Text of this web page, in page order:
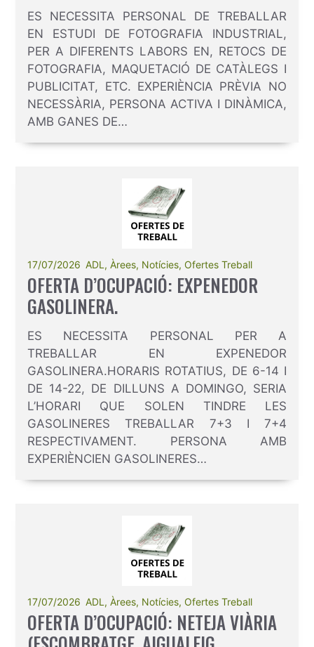
ES NECESSITA PERSONAL DE TREBALLAR
EN ESTUDI DE FOTOGRAFIA INDUSTRIAL,
PER A DIFERENTS LABORS EN, RETOCS DE
FOTOGRAFIA, MAQUETACIÓ DE CATÀLEGS I
PUBLICITAT, ETC. EXPERIÈNCIA PRÈVIA NO
NECESSÀRIA, PERSONA ACTIVA I DINÀMICA,
AMB GANES DE…
17/07/2026 ADL ,Àrees, Notícies,Ofertes Treball
OFERTA D’OCUPACIÓ: EXPENEDOR
GASOLINERA.
ES NECESSITA PERSONAL PER A
TREBALLAR EN EXPENEDOR
GASOLINERA.HORARIS ROTATIUS, DE 6-14 I
DE 14-22, DE DILLUNS A DOMINGO, SERIA
L’HORARI QUE SOLEN TINDRE LES
GASOLINERES TREBALLAR 7+3 I 7+4
RESPECTIVAMENT. PERSONA AMB
EXPERIÈNCIEN GASOLINERES…
17/07/2026 ADL ,Àrees, Notícies,Ofertes Treball
OFERTA D’OCUPACIÓ: NETEJA VIÀRIA